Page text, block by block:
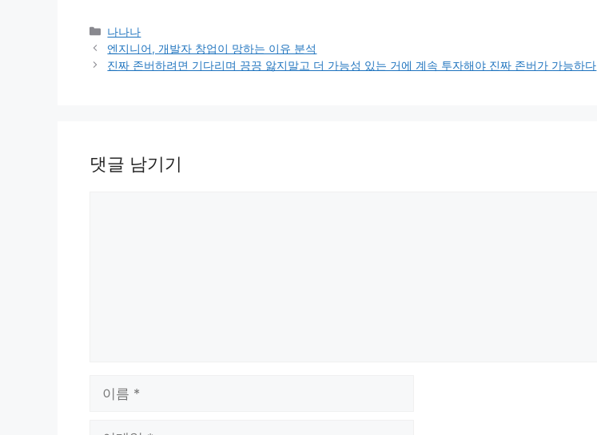
카
테
고
나나나
엔지니어, 개발자 창업이 망하는 이유 분석
진짜 존버하려면 기다리며 끙끙 앓지말고 더 가능성 있는 거에 계속 투자해야 진짜 존버가 가능하다
댓글 남기기